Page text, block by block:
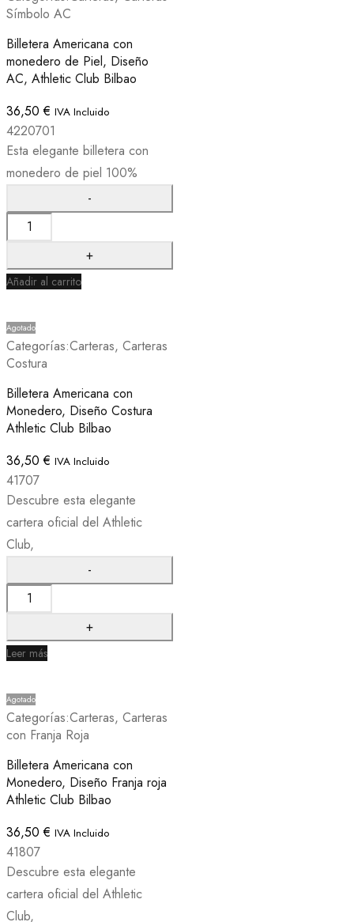
Símbolo AC
Billetera Americana con
monedero de Piel, Diseño
AC, Athletic Club Bilbao
36,50€ IVA Incluido
4220701
Esta elegante billetera con
monedero de piel 100%
Añadir al carrito
Agotado
Categorías:Carteras, Carteras
Costura
Billetera Americana con
Monedero, Diseño Costura
Athletic Club Bilbao
36,50€ IVA Incluido
41707
Descubre esta elegante
cartera oficial del Athletic
Club,
Leer más
Agotado
Categorías:Carteras, Carteras
con Franja Roja
Billetera Americana con
Monedero, Diseño Franja roja
Athletic Club Bilbao
36,50€ IVA Incluido
41807
Descubre esta elegante
cartera oficial del Athletic
Club,